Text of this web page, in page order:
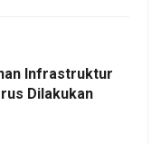
Infrastruktur
Dilakukan